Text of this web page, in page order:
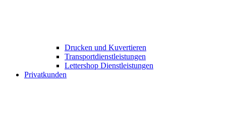
Drucken und Kuvertieren​
Transportdienstleistungen
Lettershop Dienstleistungen​
Privatkunden